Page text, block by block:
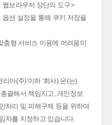
웹브라우저 상단의 도구>
션 설정을 통해 쿠키 저장을
춤형 서비스 이용에 어려움이
아(주)’이하 ‘회사) 은(는)
괄해서 책임지고, 개인정보
처리 및 피해구제 등을 위하여
자를 지정하고 있습니다.